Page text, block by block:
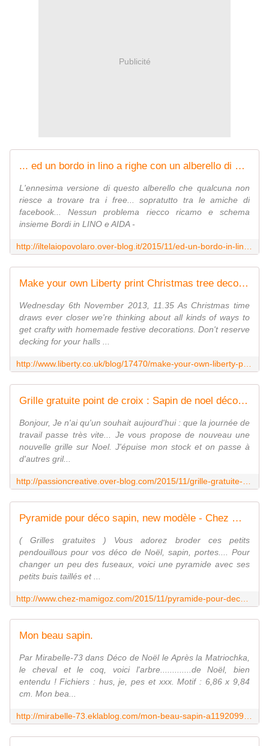
Publicité
... ed un bordo in lino a righe con un alberello di natale free - Blog di iltelaiopovolaro.over-blog.it
L'ennesima versione di questo alberello che qualcuna non
riesce a trovare tra i free... sopratutto tra le amiche di
facebook... Nessun problema riecco ricamo e schema
insieme Bordi in LINO e AIDA -
Make your own Liberty print Christmas tree decoration from Sew Magazine | Liberty.co.uk Blog
Wednesday 6th November 2013, 11.35 As Christmas time
draws ever closer we're thinking about all kinds of ways to
get crafty with homemade festive decorations. Don't reserve
decking for your halls ...
Grille gratuite point de croix : Sapin de noel déco rouge - Le blog de Isabelle
Bonjour, Je n'ai qu'un souhait aujourd'hui : que la journée de
travail passe très vite... Je vous propose de nouveau une
nouvelle grille sur Noel. J'épuise mon stock et on passe à
d'autres gril...
Pyramide pour déco sapin, new modèle - Chez Mamigoz
( Grilles gratuites ) Vous adorez broder ces petits
pendouillous pour vos déco de Noël, sapin, portes.... Pour
changer un peu des fuseaux, voici une pyramide avec ses
petits buis taillés et ...
Mon beau sapin.
Par Mirabelle-73 dans Déco de Noël le Après la Matriochka,
le cheval et le coq, voici l'arbre.............de Noël, bien
entendu ! Fichiers : hus, je, pes et xxx. Motif : 6,86 x 9,84
cm. Mon bea...